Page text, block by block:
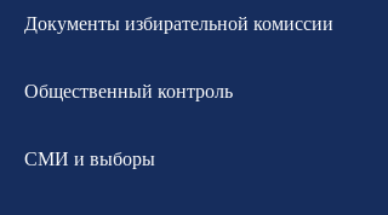
Документы избирательной комиссии
Общественный контроль
СМИ и выборы